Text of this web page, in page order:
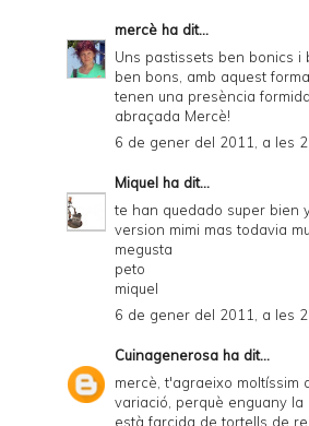
mercè ha dit...
Uns pastissets ben bonics i
ben bons, amb aquest
tenen una presència
abraçada Mercè!
6 de gener del 2011, a les
Miquel ha dit...
te han quedado super bien
version mimi mas todavia
megusta
peto
miquel
6 de gener del 2011, a les
Cuinagenerosa ha dit...
mercè, t'agraeixo moltíssim
variació, perquè enguany la
està farcida de tortells de